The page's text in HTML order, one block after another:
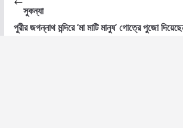
সুকন্যা
পুরীর জগন্নাথ মন্দিরে ‘মা মাটি মানুষ’ গোত্রে পুজো